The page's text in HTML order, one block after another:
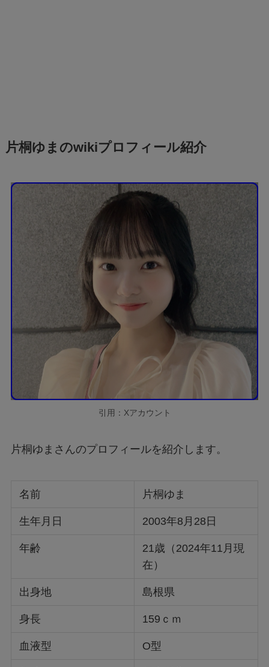
片桐ゆまのwikiプロフィール紹介
引用：Xアカウント
片桐ゆまさんのプロフィールを紹介します。
名前 片桐ゆま
生年月日 2003年8月28日
年齢
21歳（2024年11月現
在）
出身地 島根県
身長 159ｃｍ
血液型 O型